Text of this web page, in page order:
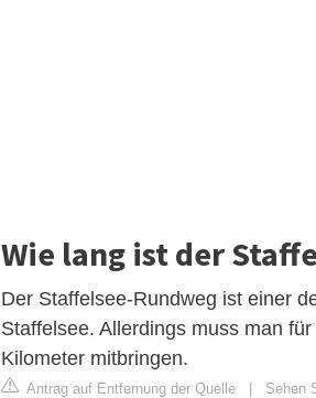
Wie lang ist der
Der Staffelsee-Rundweg ist einer
Staffelsee. Allerdings muss man
Kilometer mitbringen.
Antrag auf Entfernung der Quelle Sehen